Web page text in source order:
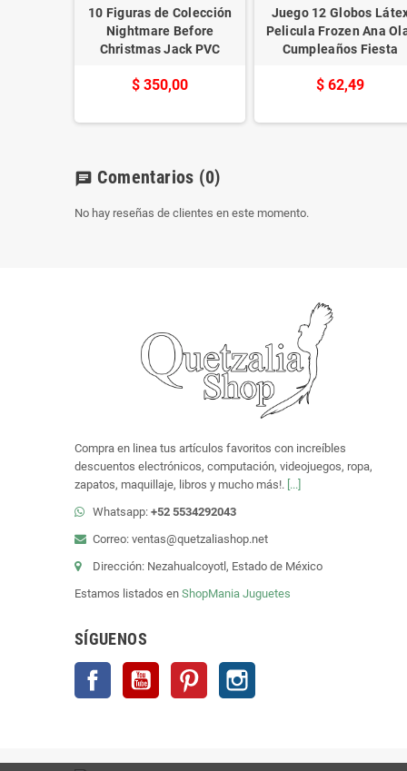
10 Figuras de Colección
Nightmare Before
Christmas Jack PVC
$ 350,00
Juego 12 Globos
Pelicula Frozen Ana
Cumpleaños Fiesta
$ 62,49
chat Comentarios (0)
No hay reseñas de clientes en este momento.
Compra en linea tus artículos favoritos con increíbles
descuentos electrónicos, computación, videojuegos, ropa,
zapatos, maquillaje, libros y mucho más!. [...]
Whatsapp: +52 5534292043
Correo: ventas@quetzaliashop.net
Dirección: Nezahualcoyotl, Estado de México
Estamos listados en ShopMania Juguetes
SÍGUENOS
Facebook YouTube Pinterest